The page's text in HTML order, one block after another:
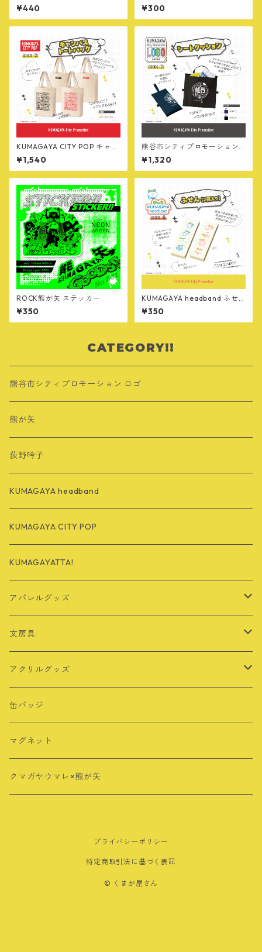
¥440 ¥300
KUMAGAYA CITY POP キャン
バストートバッグ
¥1,540
熊谷市シティプロモーション
ロゴ シートクッション
¥1,320
ROCK熊が矢 ステッカー
¥350
KUMAGAYA headband ふせ
ん 2個入り
¥350
CATEGORY!!
熊谷市シティプロモーション ロゴ
熊が矢
荻野吟子
KUMAGAYA headband
KUMAGAYA CITY POP
KUMAGAYATTA!
アパレルグッズ
Tシャツ
バッグ
その他
ロングTシャツ
文房具
定規
シール・ステッカー
ポストカード
クリアファイル
アクリルグッズ
キーホルダー
アクリルスタンド
クリップ
缶バッジ
マグネット
クマガヤウマレ×熊が矢
プライバシーポリシー
特定商取引法に基づく表記
© くまが屋さん